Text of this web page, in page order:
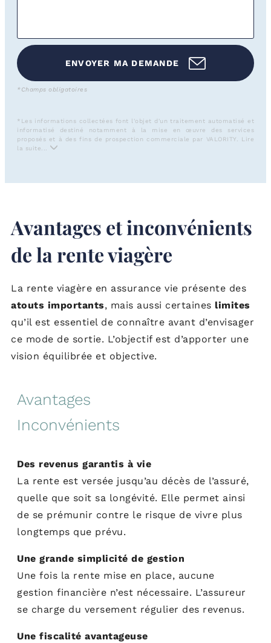
ENVOYER MA DEMANDE
*Champs obligatoires
*Les informations collectées font l'objet d'un traitement automatisé et
informatisé destiné notamment à la mise en œuvre des services
proposés et à des fins de prospection commerciale par VALORITY. Lire
la suite...
Avantages et inconvénients
de la rente viagère
La rente viagère en assurance vie présente des
atouts importants, mais aussi certaines limites
qu’il est essentiel de connaître avant d’envisager
ce mode de sortie. L’objectif est d’apporter une
vision équilibrée et objective.
Avantages
Inconvénients
Des revenus garantis à vie
La rente est versée jusqu’au décès de l’assuré,
quelle que soit sa longévité. Elle permet ainsi
de se prémunir contre le risque de vivre plus
longtemps que prévu.
Une grande simplicité de gestion
Une fois la rente mise en place, aucune
gestion financière n’est nécessaire. L’assureur
se charge du versement régulier des revenus.
Une fiscalité avantageuse